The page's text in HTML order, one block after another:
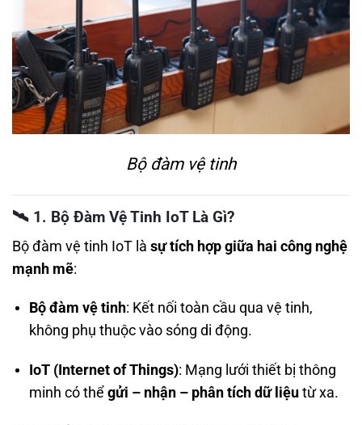
Bộ đàm vệ tinh
🛰️ 1. Bộ Đàm Vệ Tinh IoT Là Gì?
Bộ đàm vệ tinh IoT là sự tích hợp giữa hai công nghệ
mạnh mẽ:
Bộ đàm vệ tinh: Kết nối toàn cầu qua vệ tinh,
không phụ thuộc vào sóng di động.
IoT (Internet of Things): Mạng lưới thiết bị thông
minh có thể gửi – nhận – phân tích dữ liệutừ xa.